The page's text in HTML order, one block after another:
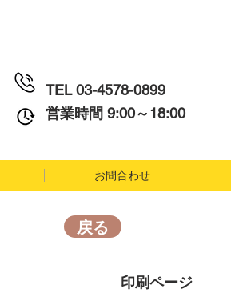
TEL03-4578-0899
営業時間 9:00～18:00
お問合わせ
戻る
印刷ページ